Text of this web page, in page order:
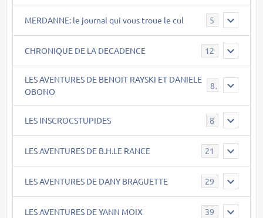
MERDANNE: le journal qui vous troue le cul 5
CHRONIQUE DE LA DECADENCE 12
LES AVENTURES DE BENOIT RAYSKI ET DANIELE
OBONO
8
LES INSCROCSTUPIDES 8
LES AVENTURES DE B.H.LE RANCE 21
LES AVENTURES DE DANY BRAGUETTE 29
LES AVENTURES DE YANN MOIX 39